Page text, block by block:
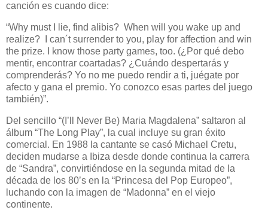
canción es cuando dice:
“Why must I lie, find alibis? When will you wake up and
realize?
I can´t surrender to you, play for affection and win
the prize. I know those party games, too. (¿Por qué debo
mentir, encontrar coartadas? ¿Cuándo despertarás y
comprenderás? Yo no me puedo rendir a ti, juégate por
afecto y gana el premio. Yo conozco esas partes del juego
también)”.
Del sencillo “(I’ll Never Be) Maria Magdalena” saltaron al
álbum “The Long Play”, la cual incluye su gran éxito
comercial. En 1988 la cantante se casó Michael Cretu,
deciden mudarse a Ibiza desde donde continua la carrera
de “Sandra”, convirtiéndose en la segunda mitad de la
década de los 80’s en la “Princesa del Pop Europeo”,
luchando con la imagen de “Madonna” en el viejo
continente.